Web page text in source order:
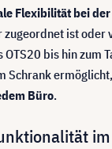
Flexibilität bei
ist oder
OTS20 bis hin
Schrank
Büro.